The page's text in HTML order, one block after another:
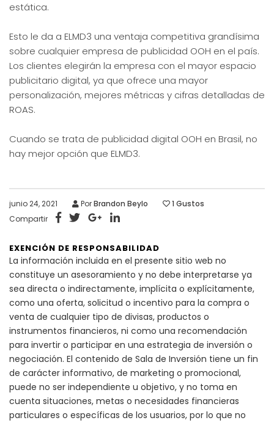
estática.
Esto le da a ELMD3 una ventaja competitiva grandísima
sobre cualquier empresa de publicidad OOH en el país.
Los clientes elegirán la empresa con el mayor espacio
publicitario digital, ya que ofrece una mayor
personalización, mejores métricas y cifras detalladas de
ROAS.
Cuando se trata de publicidad digital OOH en Brasil, no
hay mejor opción que ELMD3.
junio 24, 2021 PorBrandon Beylo 1 Gustos
Compartir
EXENCIÓN DE RESPONSABILIDAD
La información incluida en el presente sitio web no
constituye un asesoramiento y no debe interpretarse ya
sea directa o indirectamente, implícita o explícitamente,
como una oferta, solicitud o incentivo para la compra o
venta de cualquier tipo de divisas, productos o
instrumentos financieros, ni como una recomendación
para invertir o participar en una estrategia de inversión o
negociación. El contenido de Sala de Inversión tiene un fin
de carácter informativo, de marketing o promocional,
puede no ser independiente u objetivo, y no toma en
cuenta situaciones, metas o necesidades financieras
particulares o específicas de los usuarios, por lo que no